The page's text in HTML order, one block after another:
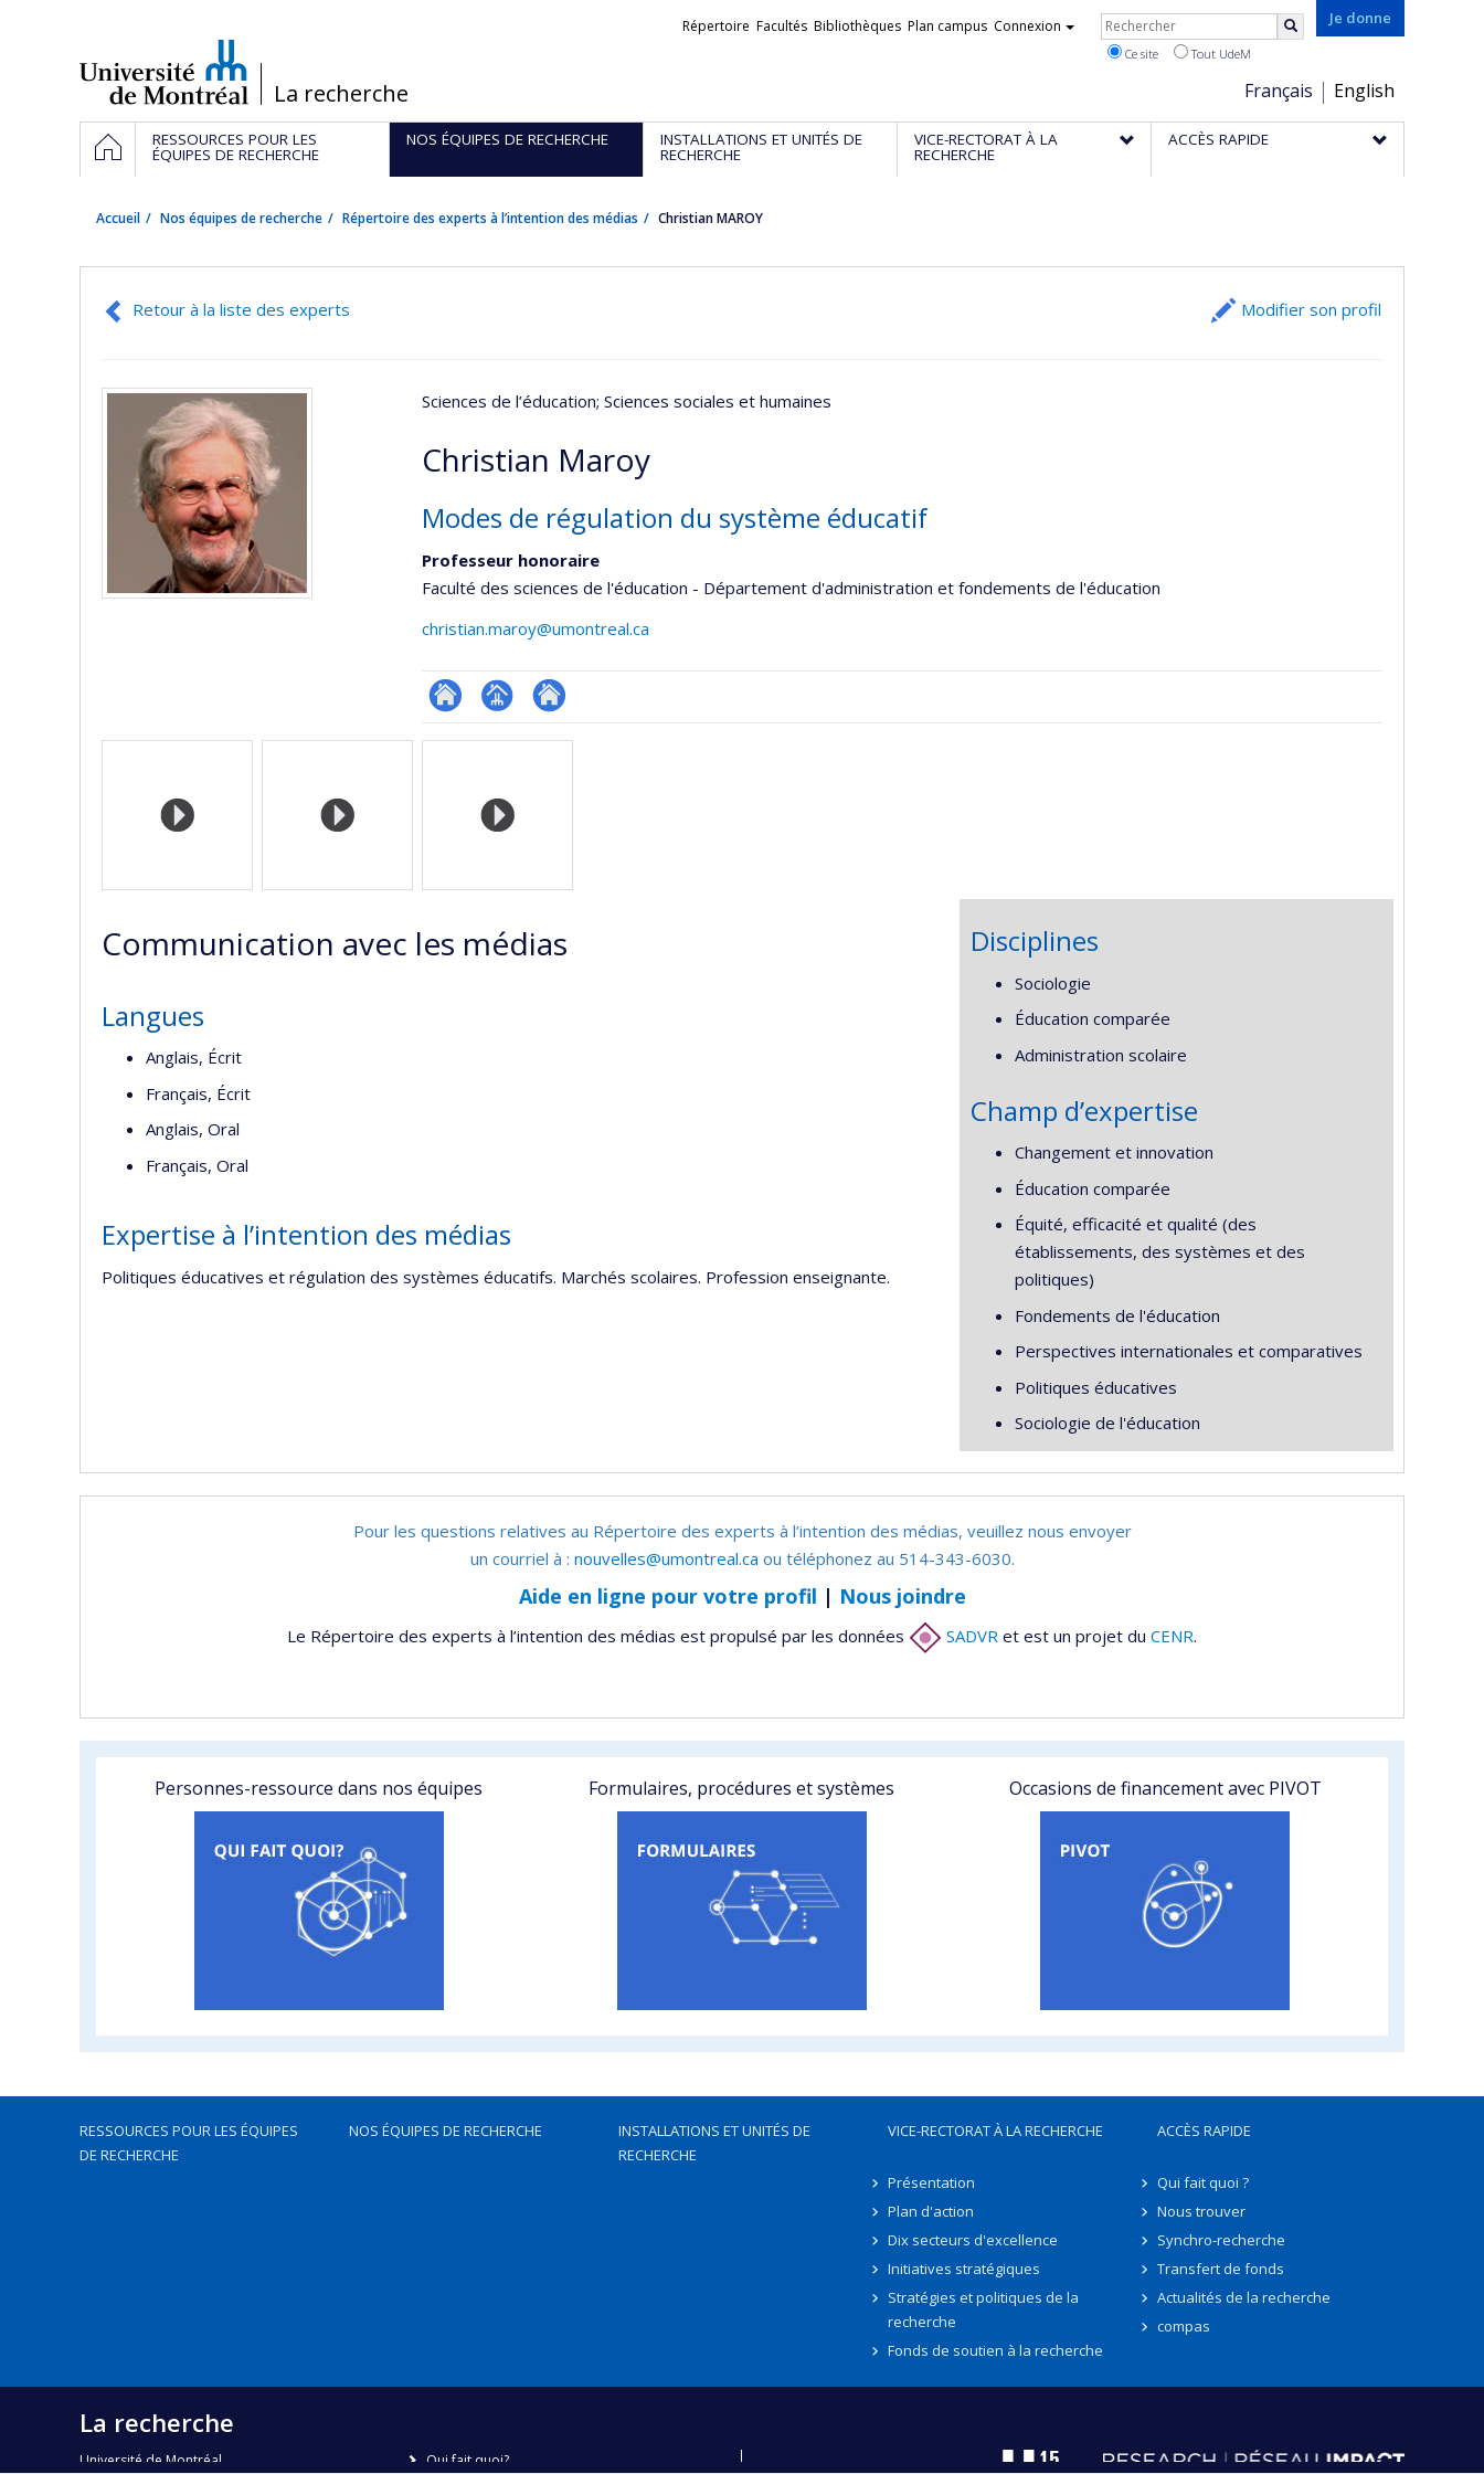
/La recherche
Je donne
Choix
de
la
Français English
Liens
Répertoire Facultés Bibliothèques Plan campus Connexion Rechercher
Ce site Tout UdeM
Navigation
principale
ACCUEILRESSOURCES POUR LES
ÉQUIPES DE RECHERCHE
NOS ÉQUIPES DE RECHERCHE INSTALLATIONS ET UNITÉS DE
RECHERCHE
VICE-RECTORAT À LA
RECHERCHE
ACCÈS RAPIDE
Accueil Nos équipes de recherche Répertoire des experts à l’intention des médias Christian MAROY
Retour à la liste des experts Modifier son profil
Sciences de l’éducation; Sciences sociales et humaines
Christian Maroy
Modes de régulation du système éducatif
Professeur honoraire
Faculté des sciences de l'éducation - Département d'administration et fondements de l'éducation
christian.maroy@umontreal.ca
ResearchGate
Page Site
Médias
Communication avec les médias
Langues
Anglais, Écrit
Français, Écrit
Anglais, Oral
Français, Oral
Expertise à l’intention des médias
Politiques éducatives et régulation des systèmes éducatifs. Marchés scolaires. Profession enseignante.
Disciplines
Sociologie
Éducation comparée
Administration scolaire
Champ d’expertise
Changement et innovation
Éducation comparée
Équité, efficacité et qualité (des
établissements, des systèmes et des
politiques)
Fondements de l'éducation
Perspectives internationales et comparatives
Politiques éducatives
Sociologie de l'éducation
Pour les questions relatives au Répertoire des experts à l’intention des médias, veuillez nous envoyer
un courriel à : nouvelles@umontreal.ca ou téléphonez au 514-343-6030.
Aide en ligne pour votre profil | Nous joindre
Le Répertoire des experts à l’intention des médias est propulsé par les données SADVR et est un projet du CENR.
Personnes-ressource dans nos équipes Formulaires, procédures et systèmes Occasions de financement avec PIVOT
RESSOURCES POUR LES ÉQUIPES
DE RECHERCHE
NOS ÉQUIPES DE RECHERCHE
INSTALLATIONS ET UNITÉS DE
RECHERCHE
VICE-RECTORAT À LA RECHERCHE
Présentation
Plan d'action
Dix secteurs d'excellence
Initiatives stratégiques
Stratégies et politiques de la
recherche
Fonds de soutien à la recherche
ACCÈS RAPIDE
Qui fait quoi ?
Nous trouver
Synchro-recherche
Transfert de fonds
Actualités de la recherche
compas
La recherche
Université de Montréal
Qui fait quoi?